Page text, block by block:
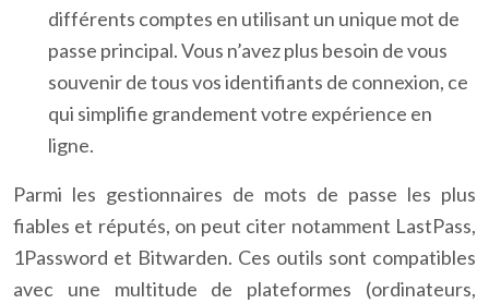
différents comptes en utilisant un unique mot de
passe principal. Vous n’avez plus besoin de vous
souvenir de tous vos identifiants de connexion, ce
qui simplifie grandement votre expérience en
ligne.
Parmi les gestionnaires de mots de passe les plus
fiables et réputés, on peut citer notamment LastPass,
1Password et Bitwarden. Ces outils sont compatibles
avec une multitude de plateformes (ordinateurs,